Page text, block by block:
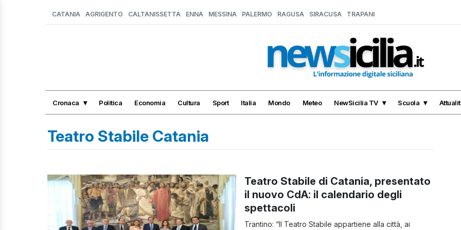
CATANIA AGRIGENTO CALTANISSETTA ENNA MESSINA PALERMO RAGUSA SIRACUSA TRAPANI
Cronaca Politica Economia Cultura Sport Italia Mondo Meteo NewSicilia TV Scuola
Teatro Stabile Catania
Teatro Stabile di Catania, presentato
il nuovo CdA: il calendario degli
spettacoli
Trantino: “Il Teatro Stabile appartiene alla città, ai